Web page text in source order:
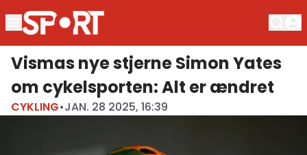
Vismas nye stjerne Simon Yates
om cykelsporten: Alt er ændret
CYKLING•JAN. 28 2025, 16:39